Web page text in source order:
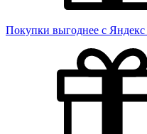
Покупки выгоднее с